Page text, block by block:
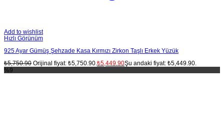
Add to wishlist
Hızlı Görünüm
925 Ayar Gümüş Şehzade Kasa Kırmızı Zirkon Taşlı Erkek Yüzük
₺5,750.90 Orijinal fiyat: ₺5,750.90. ₺5,449.90Şu andaki fiyat: ₺5,449.90.
%9